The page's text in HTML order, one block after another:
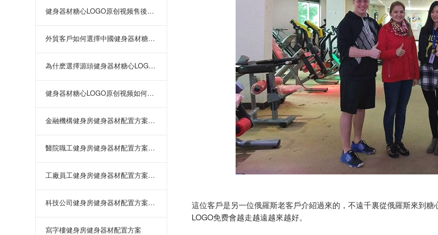
這位客戶是另一位俄羅斯老客戶介紹過來的，不遠千裏從俄羅斯來到
LOGO免费會越走越遠越來越好。
健身器材糖心LOGO原创视频售後體係的重要性深度解
外貿客戶如何選擇中國健身器材糖心LOGO原创视频
為什麽選擇源頭健身器材糖心LOGO原创视频直供？項
健身器材糖心LOGO原创视频如何選擇？從資質到售後
金融機構健身房健身器材配置方案：緩
醫院職工健身房健身器材配置方案：緩
工廠員工健身房健身器材配置方案：提
科技公司健身房健身器材配置方案：緩
寫字樓健身房健身器材配置方案